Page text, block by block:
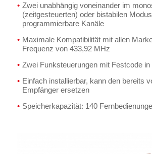
Zwei unabhängig voneinander im
(zeitgesteuerten) oder bistabilen
programmierbare Kanäle
Maximale Kompatibilität mit allen
Frequenz von 433,92 MHz
Zwei Funksteuerungen mit Festcode
Einfach installierbar, kann den bereits
Empfänger ersetzen
Speicherkapazität: 140